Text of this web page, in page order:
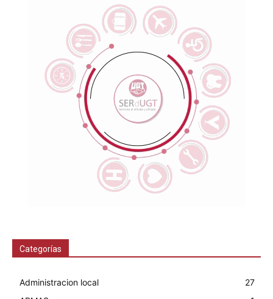
Categorías
Administracion local
27